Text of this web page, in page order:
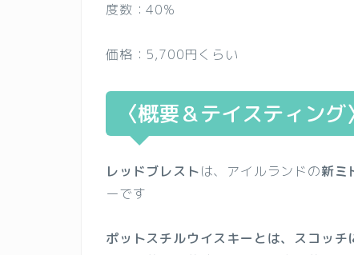
度数：40%
価格：5,700円くらい
〈概要＆テイスティング
レッドブレストは、アイルランドの新ミ
ーです
ポットスチルウイスキーとは、スコッ